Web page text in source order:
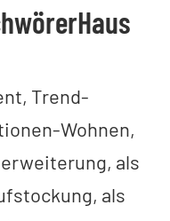
Trend-
Wohnen,
als
als